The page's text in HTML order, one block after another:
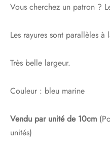
Vous cherchez un patron ?
Les rayures sont parallèles à
Très belle largeur.
Couleur : bleu marine
Vendu par unité de 10cm
unités)